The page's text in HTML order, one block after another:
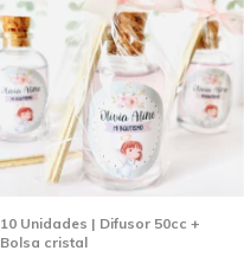
10 Unidades | Difusor 50cc +
Bolsa cristal